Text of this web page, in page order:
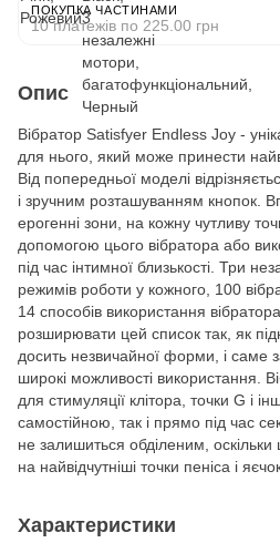
ПОКУПКА ЧАСТИНАМИ
10 платежів по 225.00 грн
Опис
Вібратор Satisfyer Endless Joy -
для нього, який може принести
Від попередньої моделі
і зручним розташуванням кнопок.
ерогенні зони, на кожну чутливу
допомогою цього вібратора або
під час інтимної близькості. Три
режимів роботи у кожного, 100
14 способів використання
розширювати цей список так, як
досить незвичайної форми, і саме
широкі можливості використання.
для стимуляції клітора, точки G і
самостійною, так і прямо під час
не залишиться обділеним,
на найвідчутніші точки пеніса і
Характеристики